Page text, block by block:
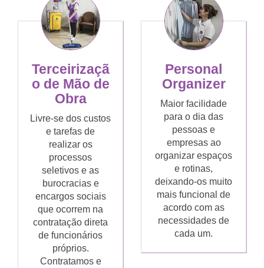
Terceirizaçã
o de Mão de
Obra
Livre-se dos custos
e tarefas de
realizar os
processos
seletivos e as
burocracias e
encargos sociais
que ocorrem na
contratação direta
de funcionários
próprios.
Contratamos e
Personal
Organizer
Maior facilidade
para o dia das
pessoas e
empresas ao
organizar espaços
e rotinas,
deixando-os muito
mais funcional de
acordo com as
necessidades de
cada um.